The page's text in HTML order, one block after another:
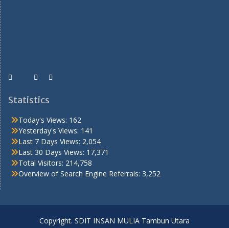
Statistics
Today's Views: 162
Yesterday's Views: 141
Last 7 Days Views: 2,054
Last 30 Days Views: 17,371
Total Visitors: 214,758
Overview of Search Engine Referrals: 3,252
Copyright. SDIT INSAN MULIA Tambun Utara